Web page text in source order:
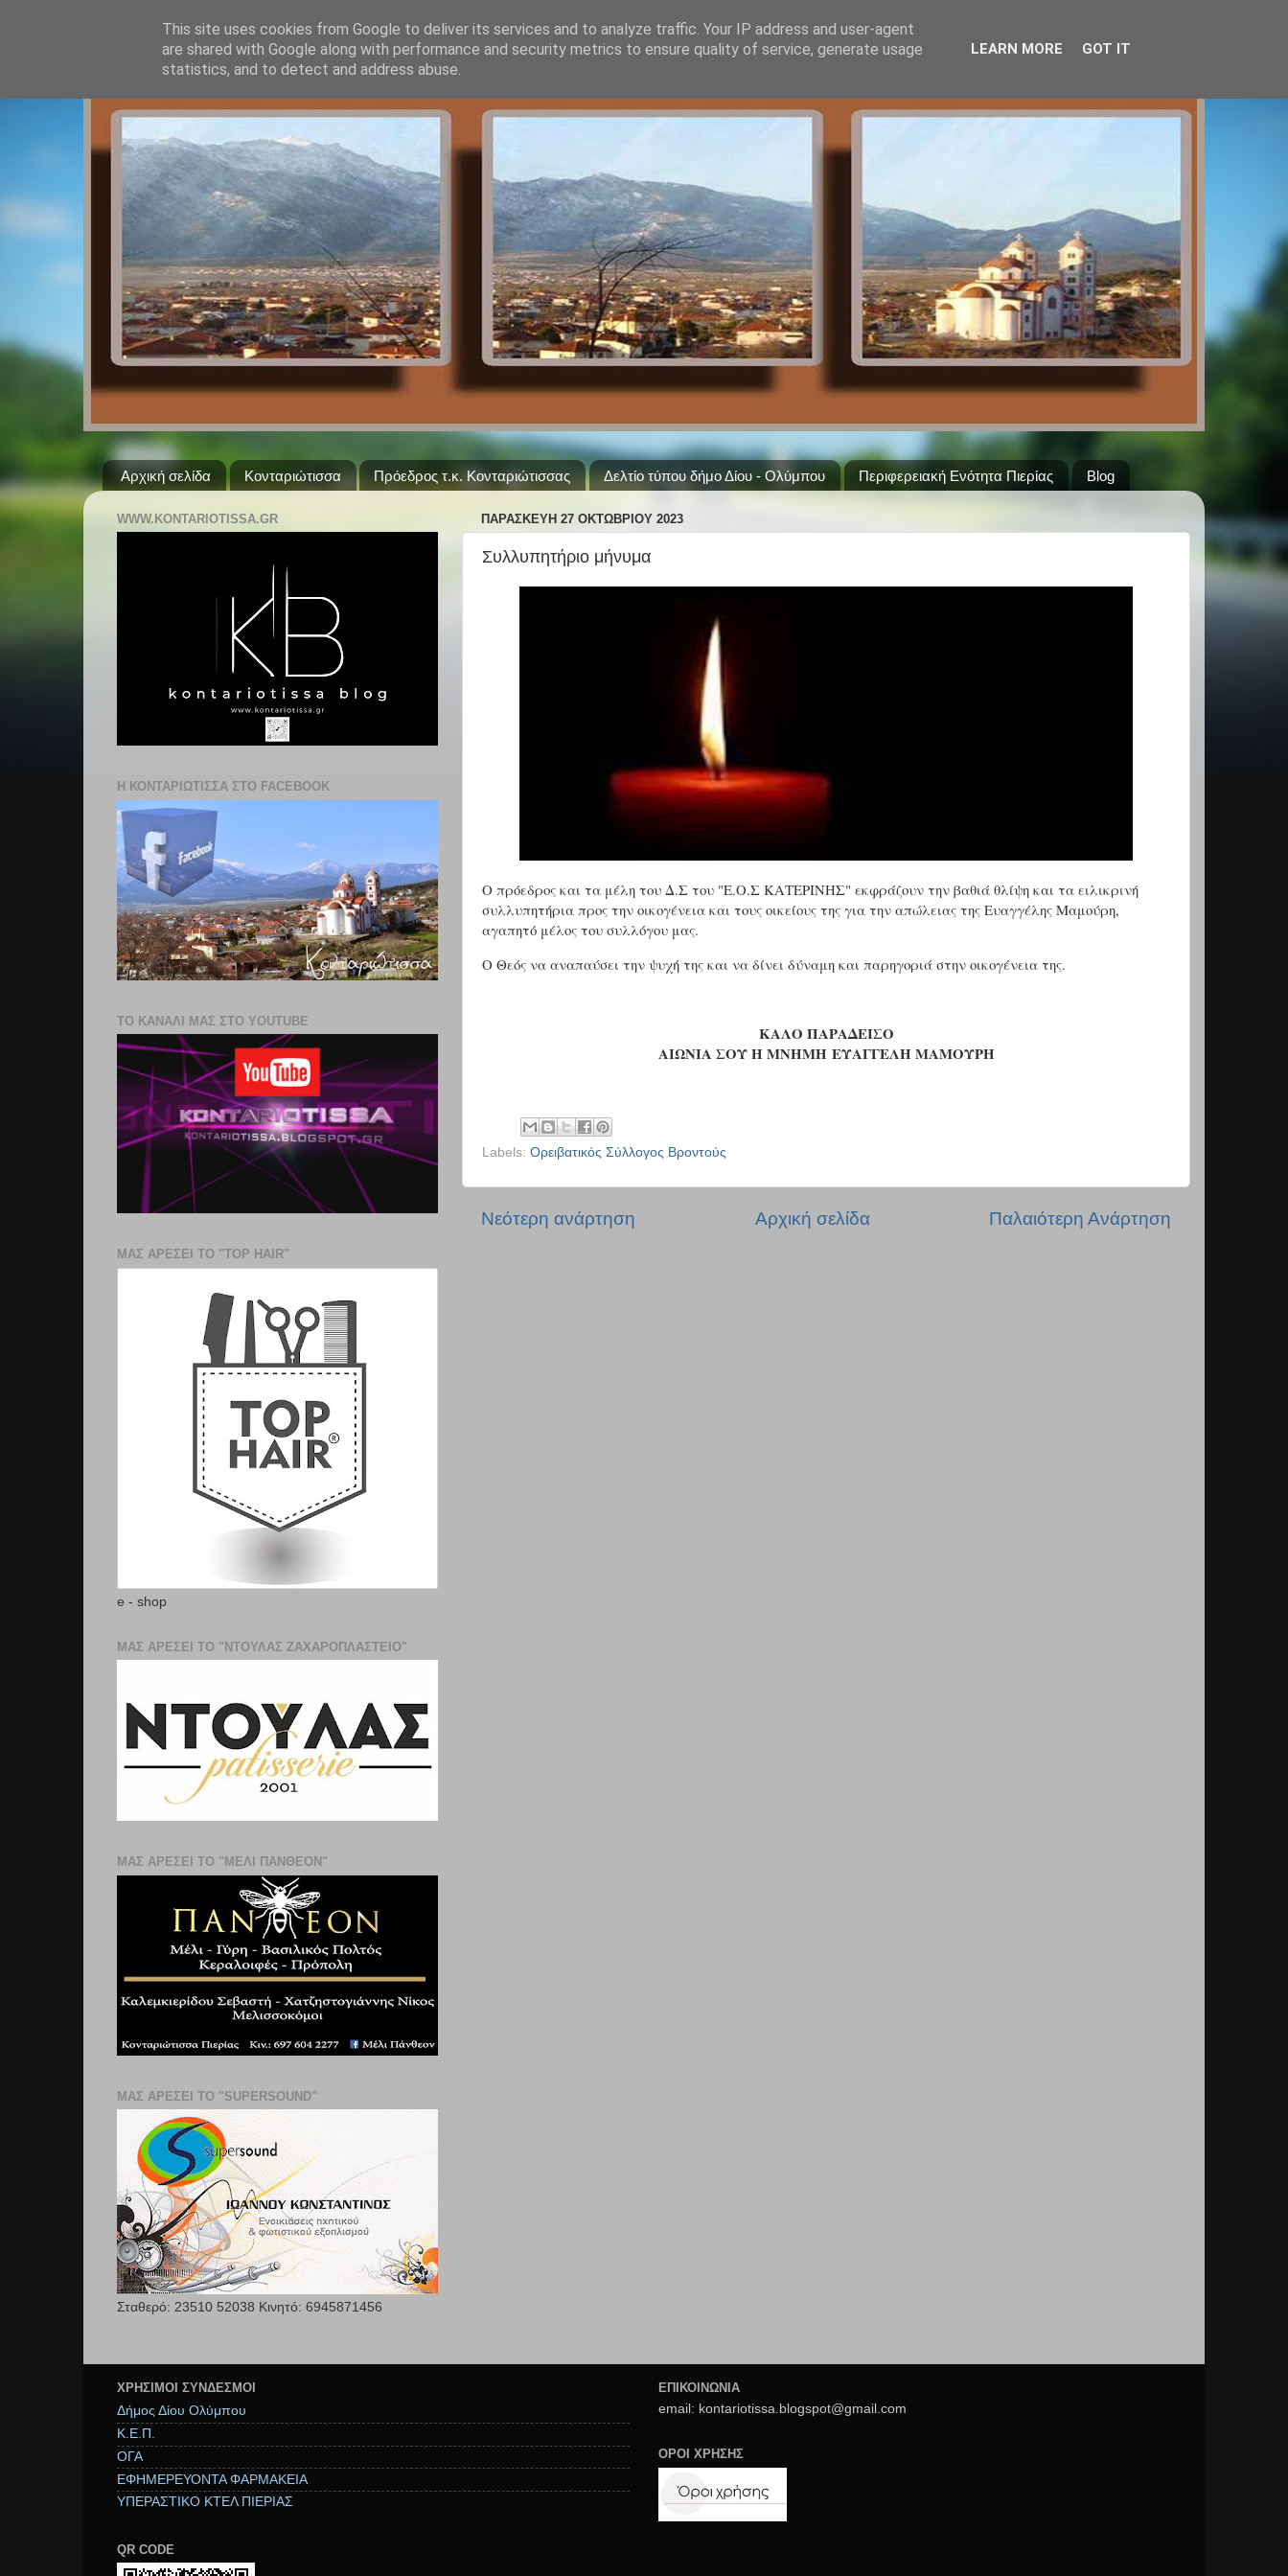
Αρχική σελίδα Κονταριώτισσα Πρόεδρος τ.κ. Κονταριώτισσας Δελτίο τύπου δήμο Δίου - Ολύμπου Περιφερειακή Ενότητα Πιερίας Blog
ΠΑΡΑΣΚΕΥΉ 27 ΟΚΤΩΒΡΊΟΥ 2023
Συλλυπητήριο μήνυμα
Ο πρόεδρος και τα μέλη του Δ.Σ του "Ε.Ο.Σ ΚΑΤΕΡΙΝΗΣ" εκφράζουν την βαθιά θλίψη και τα ειλικρινή
συλλυπητήρια προς την οικογένεια και τους οικείους της για την απώλειας της Ευαγγέλης Μαμούρη,
αγαπητό μέλος του συλλόγου μας.
Ο Θεός να αναπαύσει την ψυχή της και να δίνει δύναμη και παρηγοριά στην οικογένεια της.
ΚΑΛΟ ΠΑΡΑΔΕΙΣΟ
ΑΙΩΝΙΑ ΣΟΥ Η ΜΝΗΜΗ ΕΥΑΓΓΕΛΗ ΜΑΜΟΥΡΗ
Labels: Ορειβατικός Σύλλογος Βροντούς
Νεότερη ανάρτηση Παλαιότερη Ανάρτηση
Αρχική σελίδα
WWW.KONTARIOTISSA.GR
Η ΚΟΝΤΑΡΙΩΤΙΣΣΑ ΣΤΟ FACEBOOK
ΤΟ ΚΑΝΑΛΙ ΜΑΣ ΣΤΟ YOUTUBE
ΜΑΣ ΑΡΕΣΕΙ ΤΟ "TOP HAIR"
e - shop
ΜΑΣ ΑΡΕΣΕΙ ΤΟ "ΝΤΟΥΛΑΣ ΖΑΧΑΡΟΠΛΑΣΤΕΊΟ"
ΜΑΣ ΑΡΕΣΕΙ ΤΟ "ΜΕΛΙ ΠΑΝΘΕΟΝ"
ΜΑΣ ΑΡΕΣΕΙ ΤΟ "SUPERSOUND"
Σταθερό: 23510 52038 Κινητό: 6945871456
ΧΡΉΣΙΜΟΙ ΣΥΝΔΕΣΜΟΙ
Δήμος Δίου Ολύμπου
Κ.Ε.Π.
ΟΓΑ
ΕΦΗΜΕΡΕΥΟΝΤΑ ΦΑΡΜΑΚΕΙΑ
ΥΠΕΡΑΣΤΙΚΟ ΚΤΕΛ ΠΙΕΡΙΑΣ
QR CODE
ΕΠΙΚΟΙΝΩΝΙΑ
email: kontariotissa.blogspot@gmail.com
ΟΡΟΙ ΧΡΗΣΗΣ
This site uses cookies from Google to deliver its services and to analyze traffic. Your IP address and user-agent
are shared with Google along with performance and security metrics to ensure quality of service, generate usage
statistics, and to detect and address abuse.
LEARN MORE GOT IT